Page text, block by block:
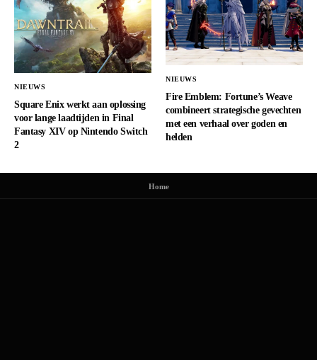
NIEUWS
Square Enix werkt aan oplossing
voor lange laadtijden in Final
Fantasy XIV op Nintendo Switch
2
NIEUWS
Fire Emblem: Fortune’s Weave
combineert strategische gevechten
met een verhaal over goden en
helden
Home